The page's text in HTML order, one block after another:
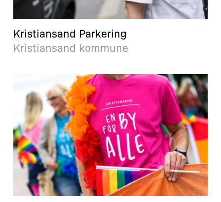
Kristiansand Parkering
Kristiansand kommune